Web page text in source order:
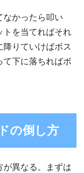
なかったら叩い
トを当てればそれ
りていけばボス
て下に落ちればボ
の倒し方
が異なる。まずは